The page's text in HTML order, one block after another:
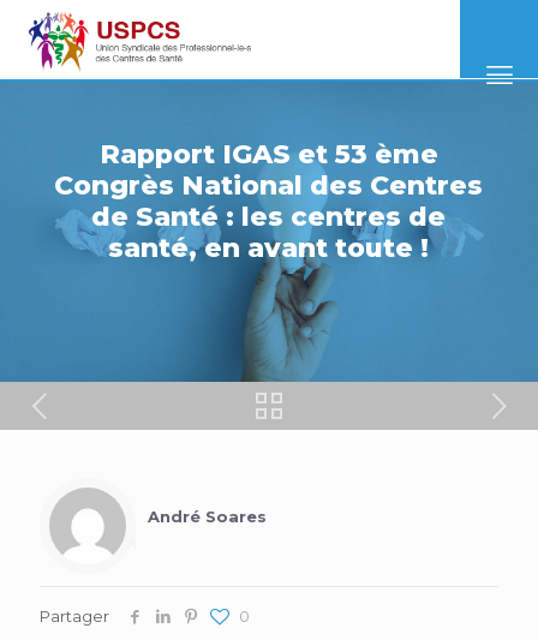
Rapport IGAS et 53 ème
Congrès National des Centres
de Santé : les centres de
santé, en avant toute !
Partager 0
André Soares